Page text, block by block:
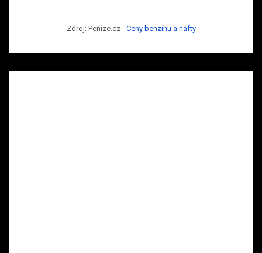
Zdroj: Peníze.cz - Ceny benzínu a nafty